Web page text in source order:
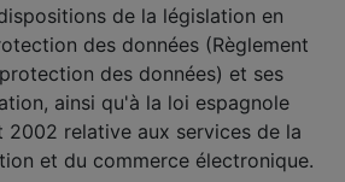
de la législation en
des données (Règlement
des données) et ses
ainsi qu'à la loi espagnole
2002 relative aux services de la
et du commerce électronique.